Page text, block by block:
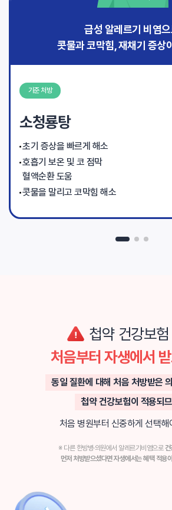
급성 알레르기 비염
콧물과 코막힘, 재채기 증상
기준 처방
소청룡탕
초기 증상을 빠르게 해소
호흡기 보온 및 코 점막
혈액순환 도움
콧물을 말리고 코막힘 해소
첩약 건강보
처음부터 자생에서
동일 질환에 대해 처음 처방받은
첩약 건강보험이 적용되
처음 병원부터 신중하게 선택해
※ 다른 한방병·의원에서 알레르기비염으로건
먼저 처방받으셨다면 자생에서는 혜택 적용